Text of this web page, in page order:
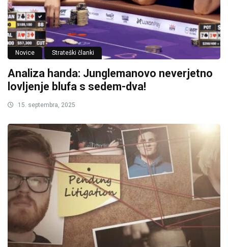
Novice Strateški članki
Analiza handa: Junglemanovo neverjetno
lovljenje blufa s sedem-dva!
15. septembra, 2025